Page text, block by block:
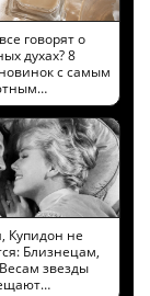
говорят о
духах? 8
с самым
Купидон не
Близнецам,
звезды